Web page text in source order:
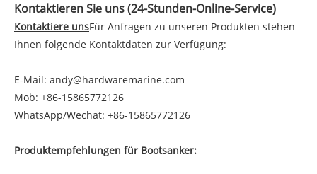
Kontaktieren Sie uns (24-Stunden-Online-Service)
Kontaktiere unsFür Anfragen zu unseren Produkten stehen
Ihnen folgende Kontaktdaten zur Verfügung:
E-Mail: andy@hardwaremarine.com
Mob: +86-15865772126
WhatsApp/Wechat: +86-15865772126
Produktempfehlungen für Bootsanker: